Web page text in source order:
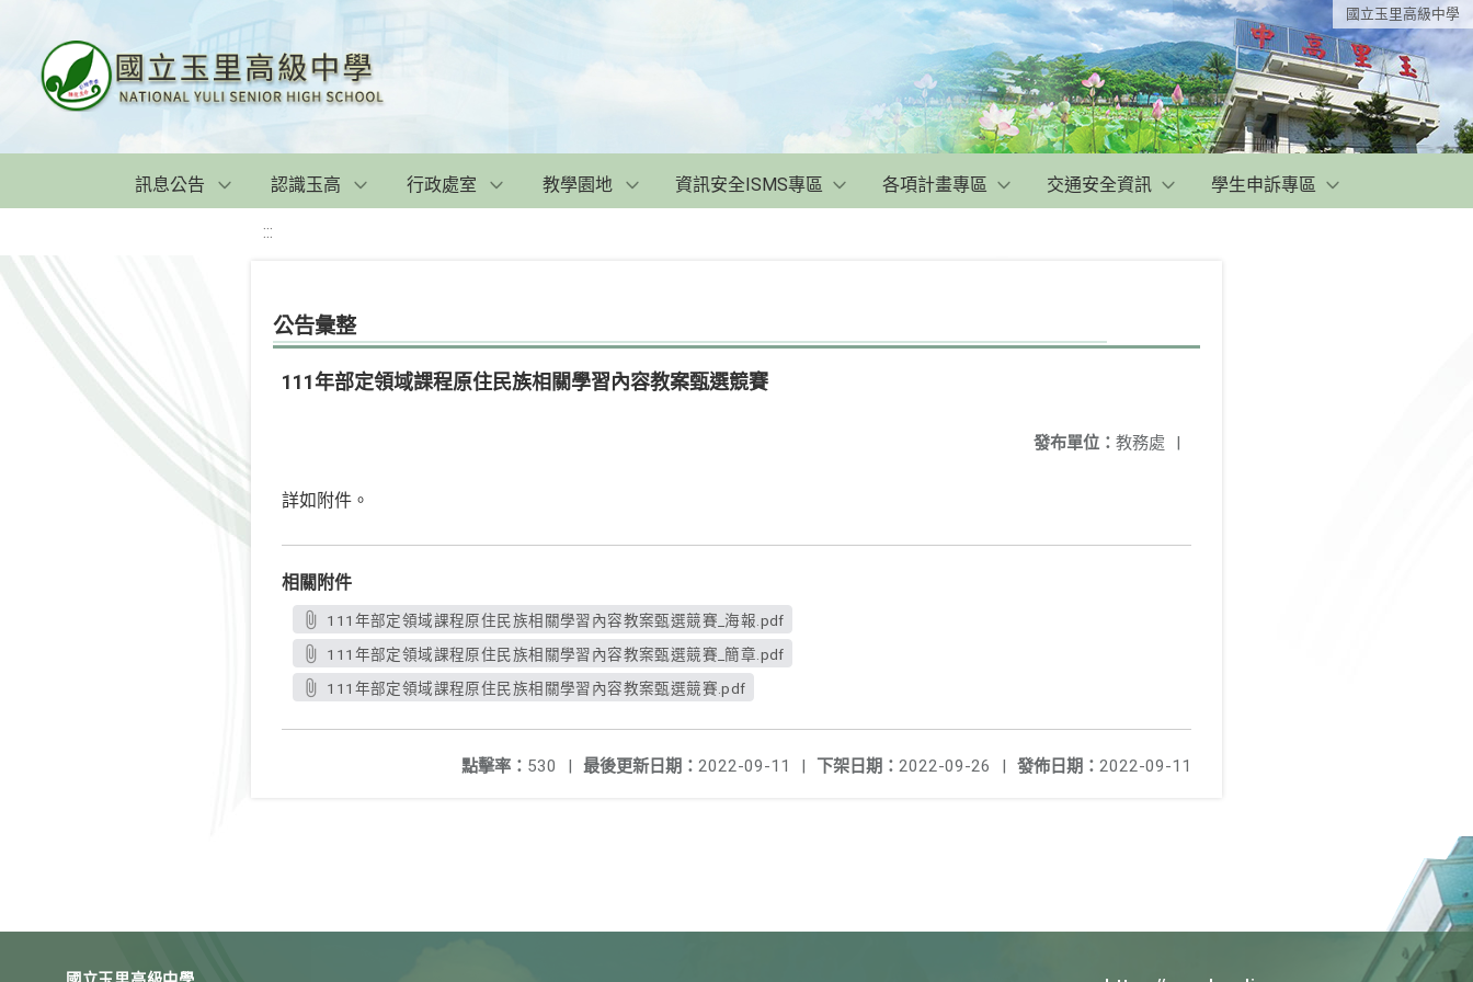
國立玉里高級中學
訊息公告 認識玉高 行政處室 教學園地 資訊安全ISMS專區 各項計畫專區 交通安全資訊 學生申訴專區
:::
公告彙整
111年部定領域課程原住民族相關學習內容教案甄選競賽
發布單位： 教務處 |
詳如附件。
相關附件
111年部定領域課程原住民族相關學習內容教案甄選競賽_海報.pdf
111年部定領域課程原住民族相關學習內容教案甄選競賽_簡章.pdf
111年部定領域課程原住民族相關學習內容教案甄選競賽.pdf
發佈日期： 2022-09-11
下架日期： 2022-09-26 |
最後更新日期： 2022-09-11 |
點擊率： 530 |